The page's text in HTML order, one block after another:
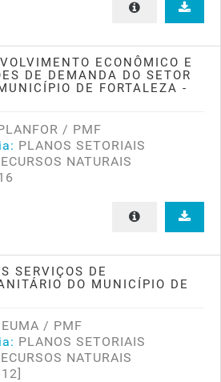
ECONÔMICO E
DE DEMANDA DO SETOR
DE FORTALEZA -
/ PMF
PLANOS SETORIAIS
NATURAIS
SERVIÇOS DE
DO MUNICÍPIO DE
/ PMF
PLANOS SETORIAIS
NATURAIS